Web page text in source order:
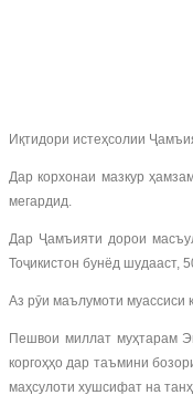
Иқтидори истеҳсолии
Дар корхонаи мазкур
мегардид.
Дар Ҷамъияти дорои
Тоҷикистон бунёд шудааст,
Аз рӯи маълумоти муассиси
Пешвои миллат муҳтарам
коргоҳҳо дар таъмини
маҳсулоти хушсифат на